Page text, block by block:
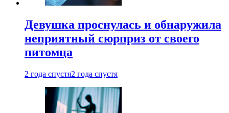
Девушка проснулась и обнаружила
неприятный сюрприз от своего
питомца
2 года спустя2 года спустя